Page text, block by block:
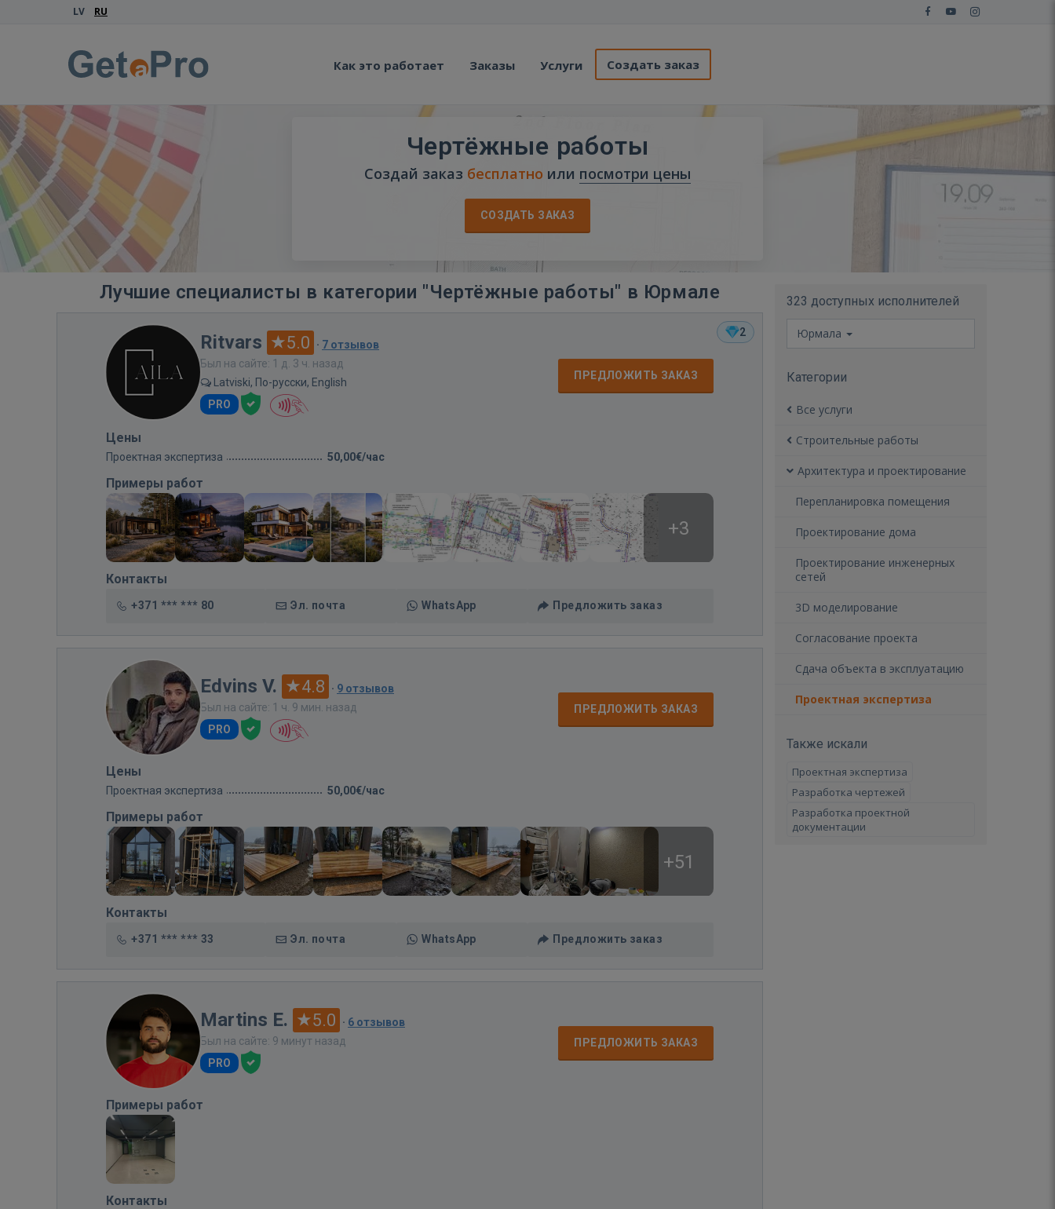
LV RU
Как это работает Заказы Услуги Создать заказ
Чертёжные работы
Создай заказ бесплатно или посмотри цены
СОЗДАТЬ ЗАКАЗ
Лучшие специалисты в категории "Чертёжные работы" в Юрмале
2
Ritvars 5.0 · 7 отзывов
Был на сайте: 1 д. 3 ч. назад
Latviski, По-русски, English
PRO
ПРЕДЛОЖИТЬ ЗАКАЗ
Цены
Проектная экспертиза 50,00€/час
Примеры работ
+3
Контакты
+371 *** *** 80 Эл. почта WhatsApp Предложить заказ
Edvins V. 4.8 · 9 отзывов
Был на сайте: 1 ч. 9 мин. назад
PRO
ПРЕДЛОЖИТЬ ЗАКАЗ
Цены
Проектная экспертиза 50,00€/час
Примеры работ
+51
Контакты
+371 *** *** 33 Эл. почта WhatsApp Предложить заказ
Martins E. 5.0 · 6 отзывов
Был на сайте: 9 минут назад
PRO
ПРЕДЛОЖИТЬ ЗАКАЗ
Примеры работ
Контакты
323 доступных исполнителей
Юрмала
Категории
Все услуги
Строительные работы
Архитектура и проектирование
Перепланировка помещения
Проектирование дома
Проектирование инженерных
сетей
3D моделирование
Согласование проекта
Сдача объекта в эксплуатацию
Проектная экспертиза
Также искали
Проектная экспертиза
Разработка чертежей
Разработка проектной
документации